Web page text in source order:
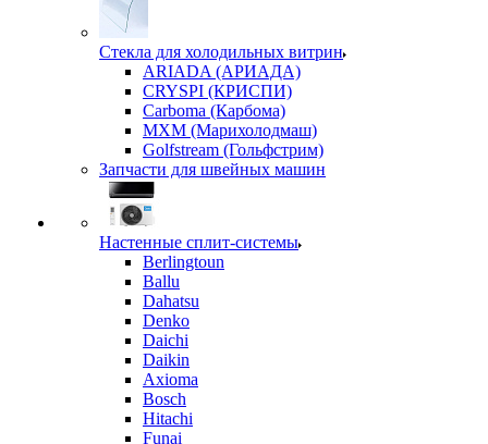
Стекла для холодильных витрин
ARIADA (АРИАДА)
CRYSPI (КРИСПИ)
Carboma (Карбома)
MXM (Марихолодмаш)
Golfstream (Гольфстрим)
Запчасти для швейных машин
Настенные сплит-системы
Berlingtoun
Ballu
Dahatsu
Denko
Daichi
Daikin
Axioma
Bosch
Hitachi
Funai